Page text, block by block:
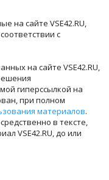
на сайте VSE42.RU,
с
на сайте VSE42.RU,
гиперссылкой на
при полном
материалов.
в тексте,
VSE42.RU, до или